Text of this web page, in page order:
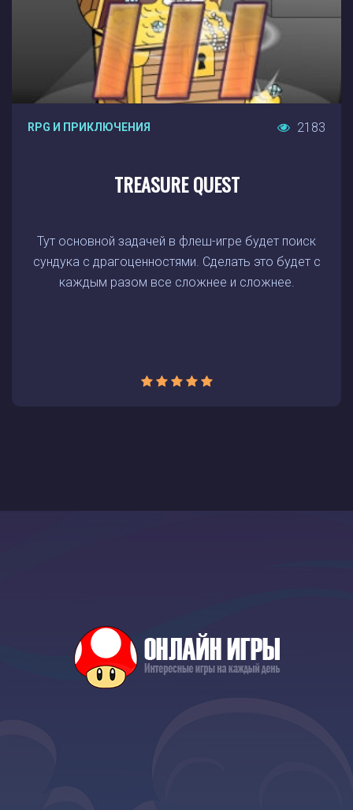
RPG И ПРИКЛЮЧЕНИЯ 2183
TREASURE QUEST
Тут основной задачей в флеш-игре будет поиск
сундука с драгоценностями. Сделать это будет с
каждым разом все сложнее и сложнее.